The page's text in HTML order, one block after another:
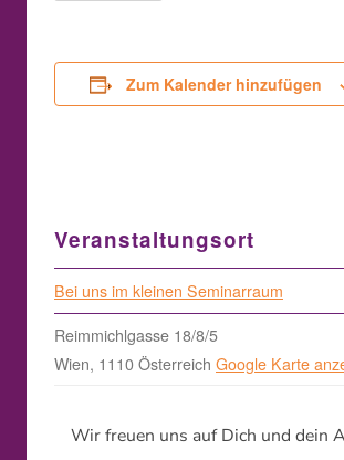
Veranstaltungsort
Bei uns im kleinen Seminarraum
Reimmichlgasse 18/8/5
Wien, 1110 Österreich Google Karte
Zum Kalender hinzufügen
Wir freuen uns auf Dich und dein